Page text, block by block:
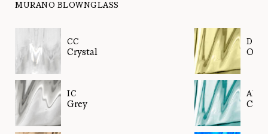
MURANO BLOWNGLASS
CC
Crystal
IC
Grey
DK
Olive
AK